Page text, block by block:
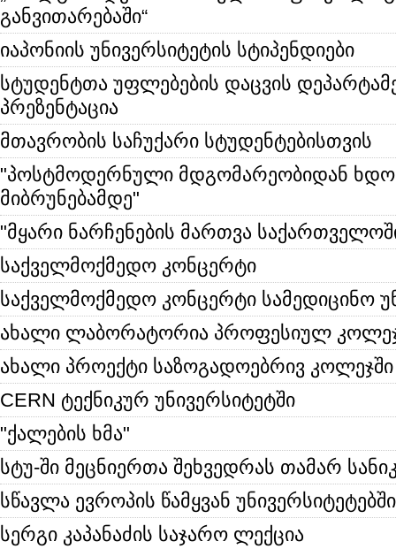
განვითარებაში“
იაპონიის უნივერსიტეტის სტიპენდიები
სტუდენტთა უფლებების დაცვის
პრეზენტაცია
მთავრობის საჩუქარი სტუდენტებისთვის
"პოსტმოდერნული მდგომარეობიდან
მიბრუნებამდე"
"მყარი ნარჩენების მართვა
საქველმოქმედო კონცერტი
საქველმოქმედო კონცერტი სამედიცინო
ახალი ლაბორატორია პროფესიულ
ახალი პროექტი საზოგადოებრივ კოლეჯში
CERN ტექნიკურ უნივერსიტეტში
"ქალების ხმა"
სტუ-ში მეცნიერთა შეხვედრას თამარ
სწავლა ევროპის წამყვან უნივერსიტეტებში
სერგი კაპანაძის საჯარო ლექცია